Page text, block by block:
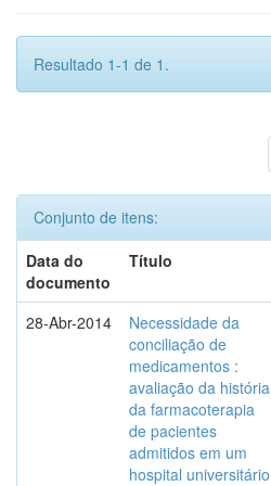
Resultado 1-1 de 1.
Conjunto de itens:
Data do
documento
Título
28-Abr-2014
Necessidade da
conciliação de
medicamentos :
avaliação da história
da farmacoterapia
de pacientes
admitidos em um
hospital universitário